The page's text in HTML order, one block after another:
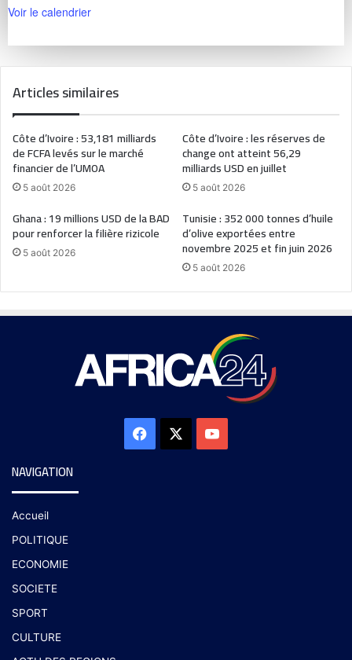
Voir le calendrier
Articles similaires
Côte d’Ivoire : 53,181 milliards
de FCFA levés sur le marché
financier de l’UMOA
5 août 2026
Côte d’Ivoire : les réserves de
change ont atteint 56,29
milliards USD en juillet
5 août 2026
Ghana : 19 millions USD de la BAD
pour renforcer la filière rizicole
5 août 2026
Tunisie : 352 000 tonnes d’huile
d’olive exportées entre
novembre 2025 et fin juin 2026
5 août 2026
NAVIGATION
Accueil
POLITIQUE
ECONOMIE
SOCIETE
SPORT
CULTURE